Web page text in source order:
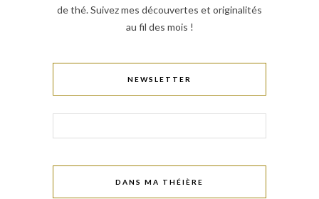
de thé. Suivez mes découvertes et originalités
au fil des mois !
NEWSLETTER
DANS MA THÉIÈRE